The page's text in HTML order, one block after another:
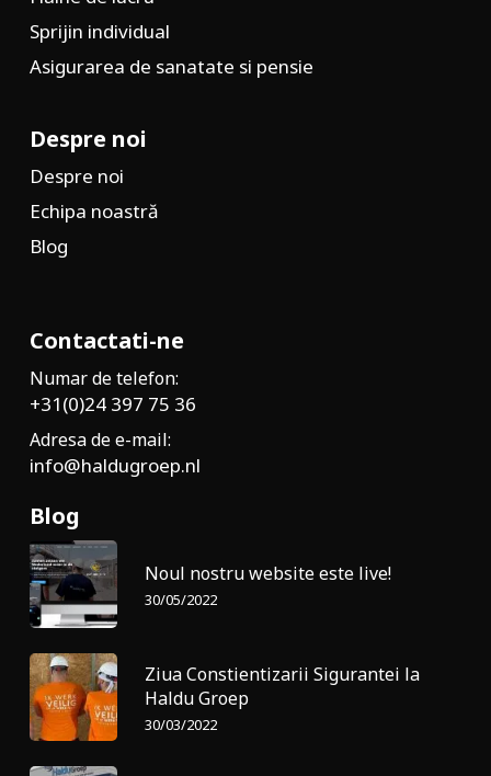
Sprijin individual
Asigurarea de sanatate si pensie
Despre noi
Despre noi
Echipa noastră
Blog
Contactati-ne
Numar de telefon:
+31(0)24 397 75 36
Adresa de e-mail:
info@haldugroep.nl
Blog
Noul nostru website este live!
30/05/2022
Ziua Constientizarii Sigurantei la
Haldu Groep
30/03/2022